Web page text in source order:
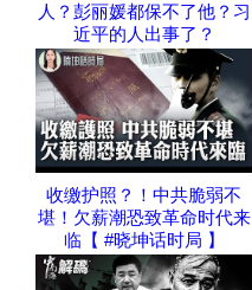
人？彭丽媛都保不了他？习
近平的人出事了？
收缴护照？！中共脆弱不
堪！欠薪潮恐致革命时代来
临【 #晓坤话时局 】